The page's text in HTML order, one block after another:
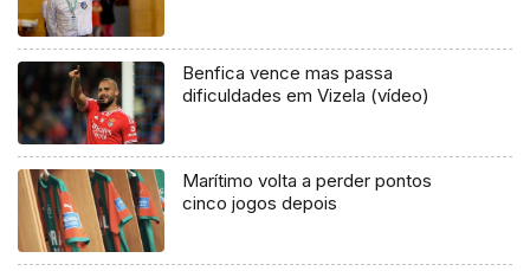
Benfica vence mas passa
dificuldades em Vizela (vídeo)
Marítimo volta a perder pontos
cinco jogos depois